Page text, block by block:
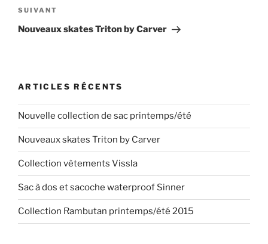
Article
suivant
SUIVANT
Nouveaux skates Triton by Carver
ARTICLES RÉCENTS
Nouvelle collection de sac printemps/été
Nouveaux skates Triton by Carver
Collection vêtements Vissla
Sac à dos et sacoche waterproof Sinner
Collection Rambutan printemps/été 2015